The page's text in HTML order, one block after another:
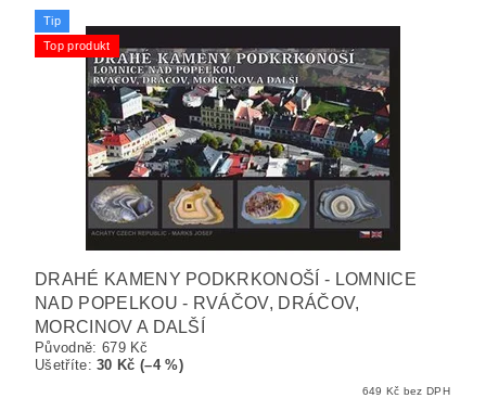
Tip
Top produkt
DRAHÉ KAMENY PODKRKONOŠÍ - LOMNICE
NAD POPELKOU - RVÁČOV, DRÁČOV,
MORCINOV A DALŠÍ
Původně: 679 Kč
Ušetříte:30 Kč (–4 %)
649 Kč bez DPH